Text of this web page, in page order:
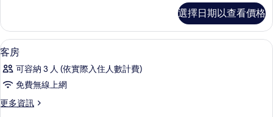
片
人
浴
室
(Without
AC,
No
非
吸
煙
私
人
室
選擇日期以查看價格
顯
示
客
的
3
客房
可容納 3 人 (依實際入住人數計費)
免費無線上網
更多資訊
更